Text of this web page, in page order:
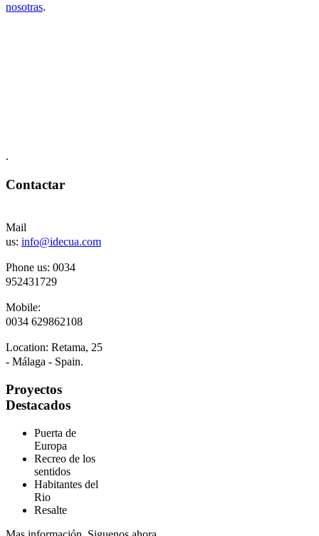
nosotras.
.
Contactar
Mail
us: info@idecua.com
Phone us: 0034
952431729
Mobile:
0034 629862108
Location: Retama, 25
- Málaga - Spain.
Proyectos
Destacados
Puerta de
Europa
Recreo de los
sentidos
Habitantes del
Rio
Resalte